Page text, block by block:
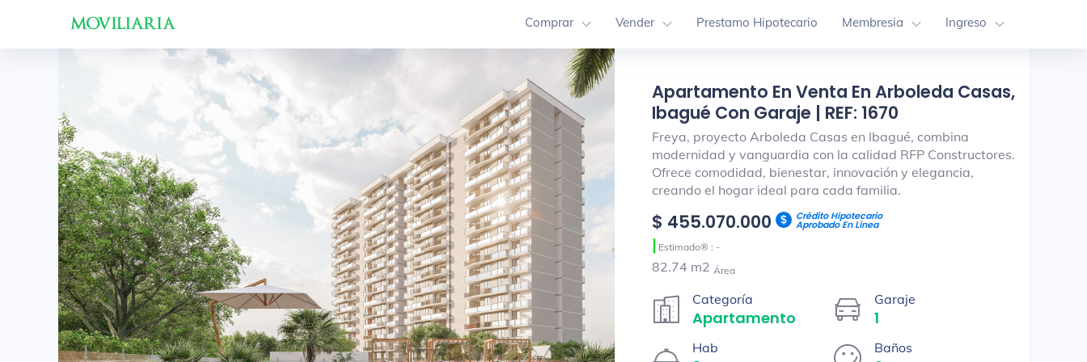
Comprar Vender Prestamo Hipotecario Membresia Ingreso
Apartamento En Venta En Arboleda Casas,
Ibagué Con Garaje | REF: 1670
Freya, proyecto Arboleda Casas en Ibagué, combina
modernidad y vanguardia con la calidad RFP Constructores.
Ofrece comodidad, bienestar, innovación y elegancia,
creando el hogar ideal para cada familia.
$ 455.070.000 Crédito Hipotecario
Aprobado En Línea
| Estimado® : -
82.74 m2 Área
Categoría
Apartamento
Garaje
1
Hab Baños